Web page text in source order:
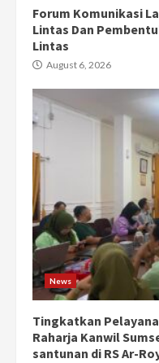
Forum Komunikasi
Lintas Dan
Lintas
August 6, 2026
News
Tingkatkan
Raharja Kanwil
santunan di RS Ar-